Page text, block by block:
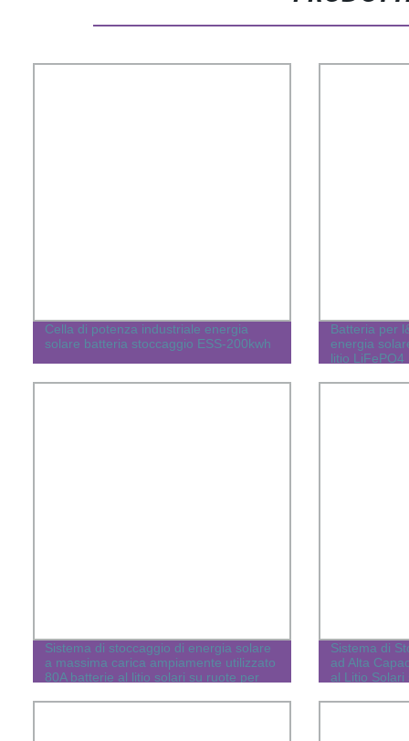
Cella di potenza industriale energia
solare batteria stoccaggio ESS-200kwh
Batteria per
energia
litio LiFePO4
Sistema di stoccaggio di energia solare
a massima carica ampiamente utilizzato
80A batterie al litio solari su ruote per
Sistema di
ad Alta
al Litio